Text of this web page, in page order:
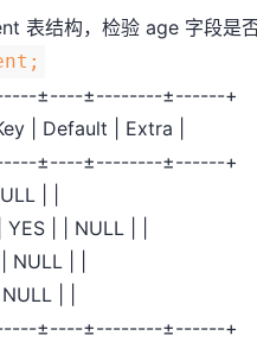
表结构，检验 age 字段是
±----±--------±------+
| Default | Extra |
±----±--------±------+
| |
| | NULL | |
NULL | |
| |
±----±--------±------+